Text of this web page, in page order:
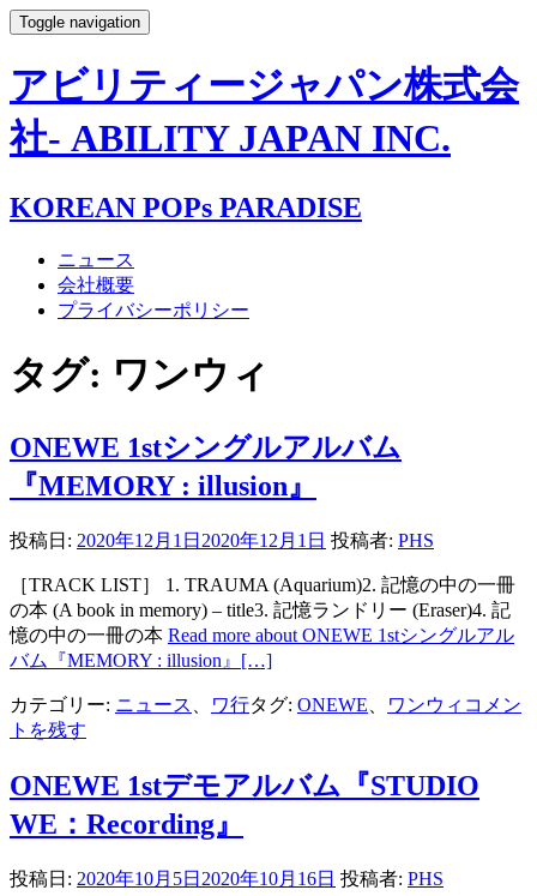
Toggle navigation
アビリティージャパン株式会
社- ABILITY JAPAN INC.
KOREAN POPs PARADISE
ニュース
会社概要
プライバシーポリシー
タグ: ワンウィ
ONEWE 1stシングルアルバム
『MEMORY : illusion』
投稿日: 2020年12月1日 2020年12月1日 投稿者: PHS
［TRACK LIST］ 1. TRAUMA (Aquarium)2. 記憶の中の一冊
の本 (A book in memory) – title3. 記憶ランドリー (Eraser)4. 記
憶の中の一冊の本 Read more about ONEWE 1stシングルアル
バム『MEMORY : illusion』 […]
カテゴリー: ニュース ワ行タグ: ONEWE ワンウィ コメン
トを残す
ONEWE 1stデモアルバム『STUDIO
WE：Recording』
投稿日: 2020年10月5日 2020年10月16日 投稿者: PHS